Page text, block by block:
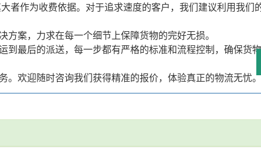
作为收费依据。对于追求速度的客户，我们建议利用我们
案，力求在每一个细节上保障货物的完好无损。
最后的派送，每一步都有严格的标准和流程控制，确保货
。欢迎随时咨询我们获得精准的报价，体验真正的物流无忧